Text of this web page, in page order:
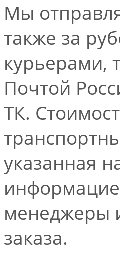
Мы
также за
курьерами,
Почтой
ТК.
указанная
менеджеры
заказа.